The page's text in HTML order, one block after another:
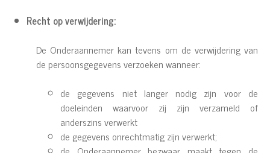
Recht op verwijdering:
De Onderaannemer kan tevens om de verwijdering van
de persoonsgegevens verzoeken wanneer:
de gegevens niet langer nodig zijn voor de
doeleinden waarvoor zij zijn verzameld of
anderszins verwerkt
de gegevens onrechtmatig zijn verwerkt;